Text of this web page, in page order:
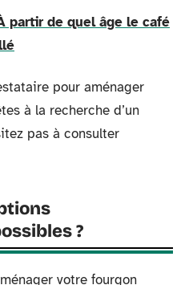
partir de quel âge le café
pour aménager
à la recherche d’un
pas à consulter
?
votre fourgon